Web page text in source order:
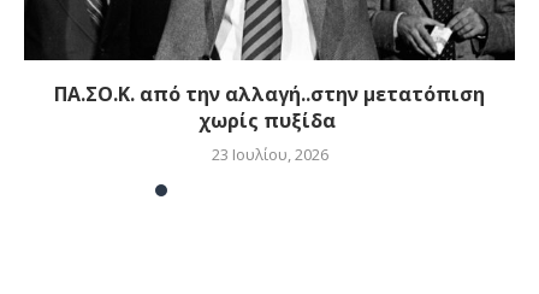
ΠΑ.ΣΟ.Κ. από την αλλαγή..στην μετατόπιση
χωρίς πυξίδα
23 Ιουλίου, 2026